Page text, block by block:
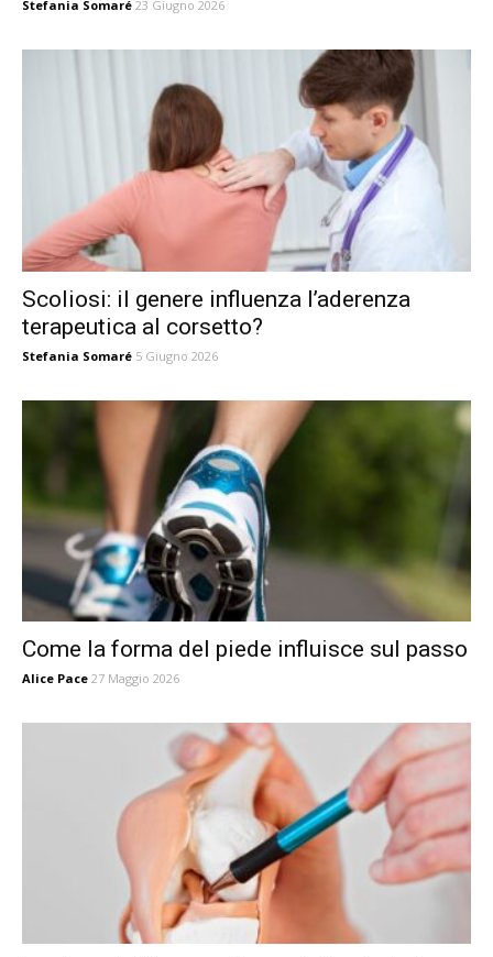
Stefania Somaré 23 Giugno 2026
Scoliosi: il genere influenza l’aderenza
terapeutica al corsetto?
Stefania Somaré 5 Giugno 2026
Come la forma del piede influisce sul passo
Alice Pace 27 Maggio 2026